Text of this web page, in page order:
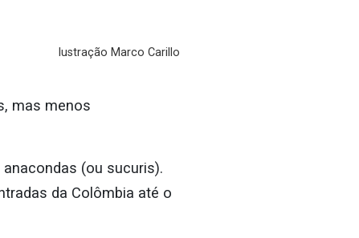
lustração Marco Carillo
mas menos
(ou sucuris).
da Colômbia até o